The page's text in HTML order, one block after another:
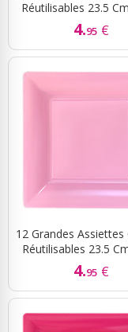
Réutilisables 23.5
4.95 €
12 Grandes Assiettes
Réutilisables 23.5
4.95 €